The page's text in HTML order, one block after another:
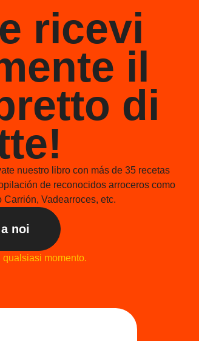
e ricevi
il
di
nuestro libro con más de 35 recetas
de reconocidos arroceros como
Vadearroces, etc.
noi
momento.